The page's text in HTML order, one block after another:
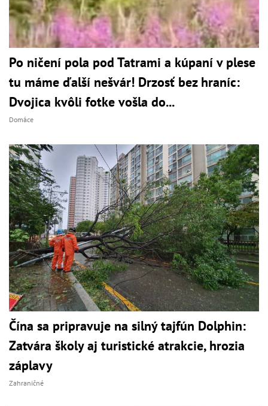
Po ničení pola pod Tatrami a kúpaní v plese
tu máme ďalší nešvár! Drzosť bez hraníc:
Dvojica kvôli fotke vošla do...
Domáce
Čína sa pripravuje na silný tajfún Dolphin:
Zatvára školy aj turistické atrakcie, hrozia
záplavy
Zahraničné